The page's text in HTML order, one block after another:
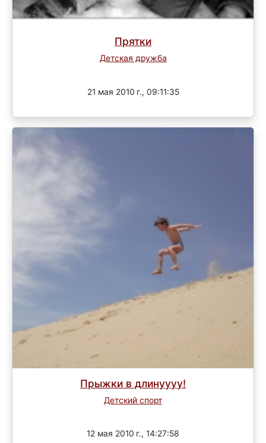
Прятки
Детская дружба
21 мая 2010 г., 09:11:35
Прыжки в длинуууу!
Детский спорт
12 мая 2010 г., 14:27:58